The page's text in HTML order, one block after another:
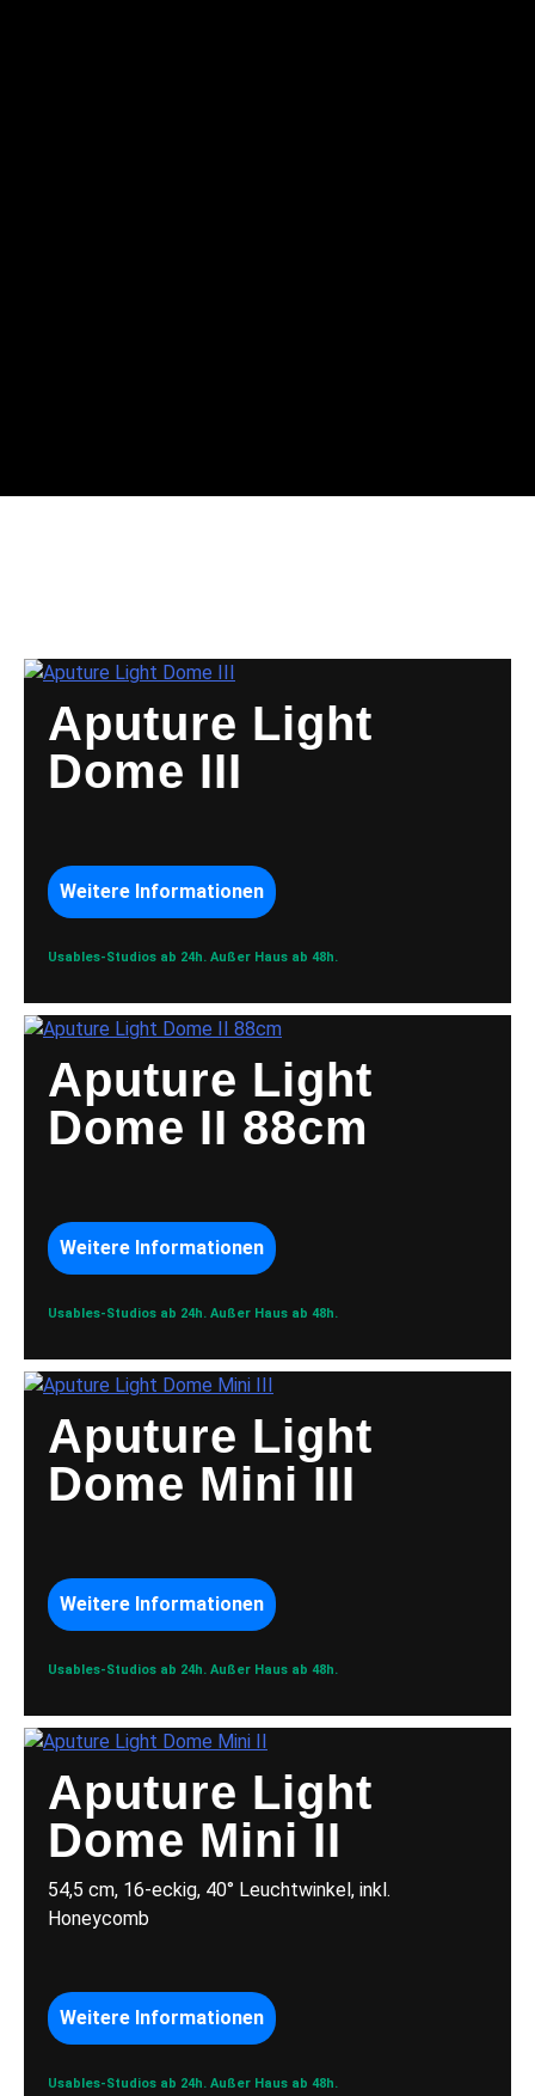
Aputure Light
Dome III
Weitere Informationen
Usables-Studios ab 24h. Außer Haus ab 48h.
Aputure Light
Dome II 88cm
Weitere Informationen
Usables-Studios ab 24h. Außer Haus ab 48h.
Aputure Light
Dome Mini III
Weitere Informationen
Usables-Studios ab 24h. Außer Haus ab 48h.
Aputure Light
Dome Mini II
54,5 cm, 16-eckig, 40° Leuchtwinkel, inkl.
Honeycomb
Weitere Informationen
Usables-Studios ab 24h. Außer Haus ab 48h.